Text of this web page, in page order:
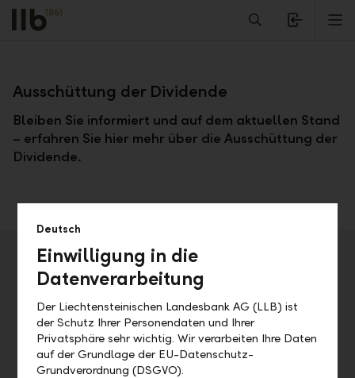
Alerts.Headline
Zurück
Ausschüttung der Dividende
Bleiben Sie informiert und auf dem aktuellen Stand
– erfahren Sie hier mehr über die Ausschüttung der
Dividende.
Veranstaltungsdetails
Adresse
Datum
Do, 09.05.2019
Uhrzeit
Deutsch
Einwilligung in die
Datenverarbeitung
Der Liechtensteinischen Landesbank AG (LLB) ist
der Schutz Ihrer Personendaten und Ihrer
Privatsphäre sehr wichtig. Wir verarbeiten Ihre Daten
auf der Grundlage der EU-Datenschutz-
Grundverordnung (DSGVO).